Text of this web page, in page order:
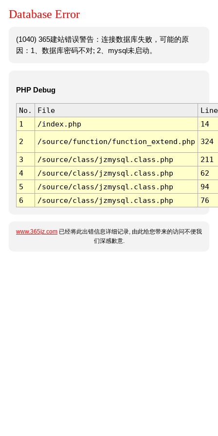
Database Error
(1040) 365建站错误警告：连接数据库失败，可能的原
因：1、数据库密码不对; 2、mysql未启动。
PHP Debug
No. File
Line
1
/index.php 14
2 /source/function/function_extend.php 324
3 /source/class/jzmysql.class.php
211
4
/source/class/jzmysql.class.php
62
5
/source/class/jzmysql.class.php
94
6
/source/class/jzmysql.class.php 76
www.365jz.com 已经将此出错信息详细记录, 由此给您带来的访问不便我
们深感歉意.